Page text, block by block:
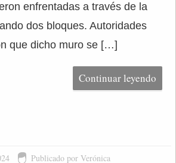
enfrentadas a través de la
dos bloques. Autoridades
que dicho muro se […]
Continuar leyendo
Publicado por Verónica